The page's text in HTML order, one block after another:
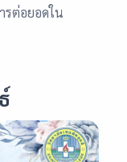
รต่อยอดใน